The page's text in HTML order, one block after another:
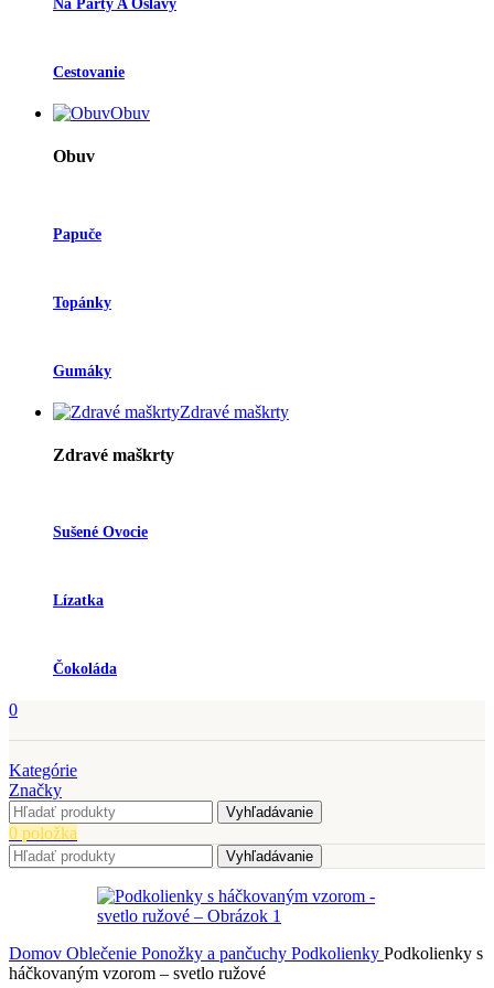
Na Párty A Oslavy
Cestovanie
Obuv
Obuv
Papuče
Topánky
Gumáky
Zdravé maškrty
Zdravé maškrty
Sušené Ovocie
Lízatka
Čokoláda
0
Kategórie
Značky
Vyhľadávanie
0 položka
Vyhľadávanie
Domov Oblečenie Ponožky a pančuchy Podkolienky Podkolienky s
háčkovaným vzorom – svetlo ružové